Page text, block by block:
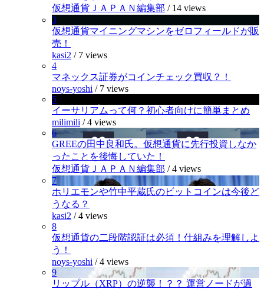
仮想通貨ＪＡＰＡＮ編集部 / 14 views
3
仮想通貨マイニングマシンをゼロフィールドが販
売！
kasi2 / 7 views
4
マネックス証券がコインチェック買収？！
noys-yoshi / 7 views
5
イーサリアムって何？初心者向けに簡単まとめ
milimili /4 views
6
GREEの田中良和氏。仮想通貨に先行投資しなか
ったことを後悔していた！
仮想通貨ＪＡＰＡＮ編集部 /4 views
7
ホリエモンや竹中平蔵氏のビットコインは今後ど
うなる？
kasi2 /4 views
8
仮想通貨の二段階認証は必須！仕組みを理解しよ
う！
noys-yoshi /4 views
9
リップル（XRP）の逆襲！？？ 運営ノードが過